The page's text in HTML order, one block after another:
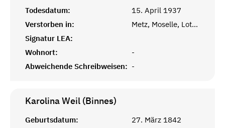
Todesdatum:
15. April 1937
Verstorben in:
Metz, Moselle, Lothringen
Signatur LEA:
Wohnort:
-
Abweichende Schreibweisen: -
Karolina Weil (Binnes)
Geburtsdatum:
27. März 1842